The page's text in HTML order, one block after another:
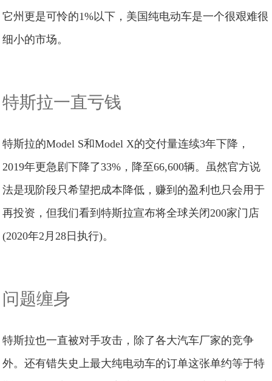
它州更是可怜的1%以下，美国纯电动车是一个很艰难很
细小的市场。
特斯拉一直亏钱
特斯拉的Model S和Model X的交付量连续3年下降，
2019年更急剧下降了33%，降至66,600辆。虽然官方说
法是现阶段只希望把成本降低，赚到的盈利也只会用于
再投资，但我们看到特斯拉宣布将全球关闭200家门店
(2020年2月28日执行)。
问题缠身
特斯拉也一直被对手攻击，除了各大汽车厂家的竞争
外。还有错失史上最大纯电动车的订单这张单约等于特